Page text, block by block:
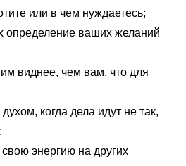
или в чем нуждаетесь;
определение ваших желаний
виднее, чем вам, что для
когда дела идут не так,
энергию на других